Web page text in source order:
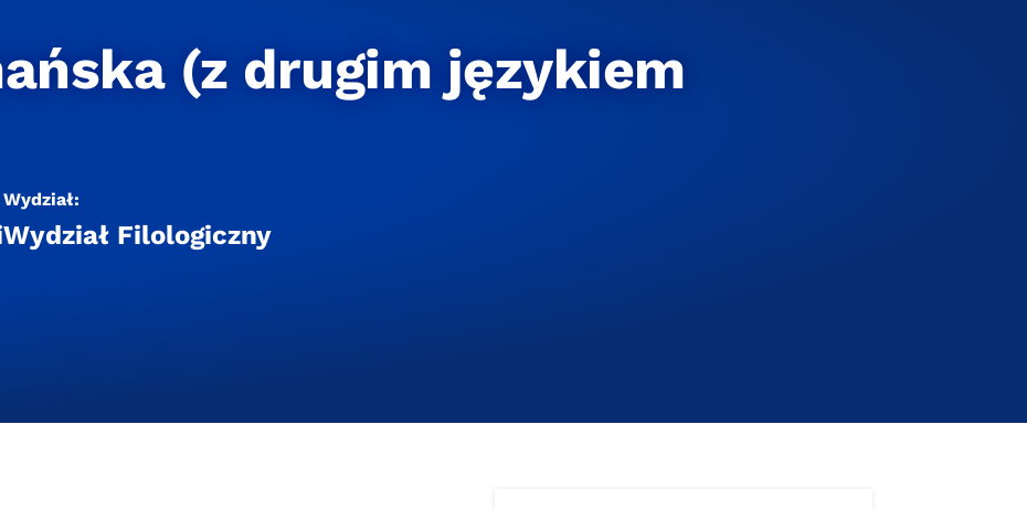
(z drugim językiem
Wydział:
Wydział Filologiczny